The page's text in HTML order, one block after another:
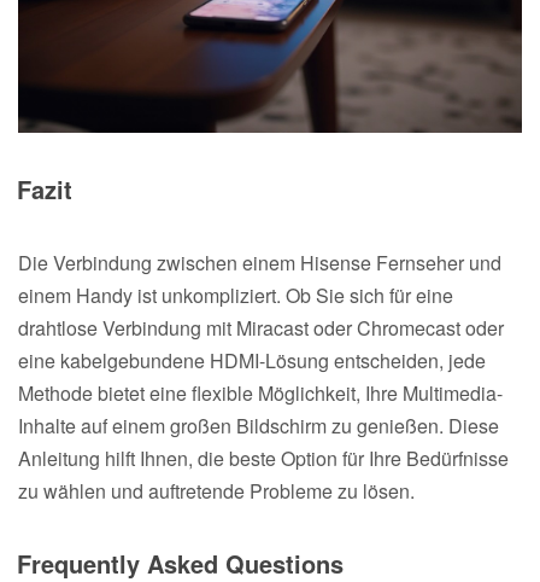
Fazit
Die Verbindung zwischen einem Hisense Fernseher und
einem Handy ist unkompliziert. Ob Sie sich für eine
drahtlose Verbindung mit Miracast oder Chromecast oder
eine kabelgebundene HDMI-Lösung entscheiden, jede
Methode bietet eine flexible Möglichkeit, Ihre Multimedia-
Inhalte auf einem großen Bildschirm zu genießen. Diese
Anleitung hilft Ihnen, die beste Option für Ihre Bedürfnisse
zu wählen und auftretende Probleme zu lösen.
Frequently Asked Questions